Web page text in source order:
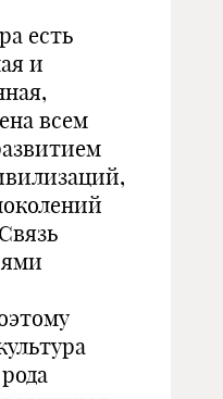
есть
и
всем